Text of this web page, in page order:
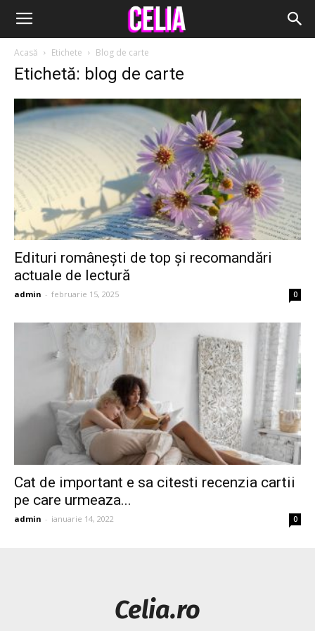
Acasă Etichete Blog de carte
Etichetă: blog de carte
Edituri românești de top și recomandări
actuale de lectură
admin - februarie 15, 2025 0
Cat de important e sa citesti recenzia cartii
pe care urmeaza...
admin - ianuarie 14, 2022 0
Celia.ro